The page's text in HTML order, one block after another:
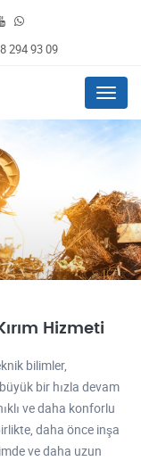
294 93 09
Menu
Hizmeti
bilimler,
bir hızla devam
ve daha konforlu
daha önce inşa
ve daha uzun